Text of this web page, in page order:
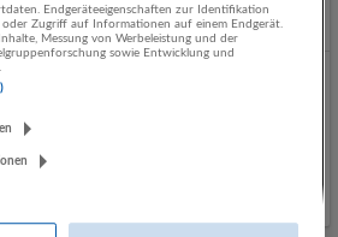
Gestern veröffentlicht
(w/m/d)
Gemeinnützige Salzburger Landeskliniken
Endgeräteeigenschaften zur Identifikation
Zugriff auf Informationen auf einem Endgerät.
Messung von Werbeleistung und der
sowie Entwicklung und